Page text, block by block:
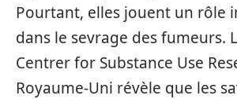
Pourtant, elles jouent un rôle
dans le sevrage des fumeurs.
Centrer for Substance Use
Royaume-Uni révèle que les